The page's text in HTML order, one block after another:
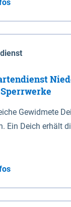
Gewidmete
Ein Deich erhält
Verordnung